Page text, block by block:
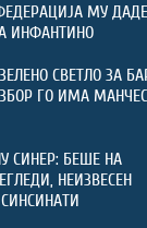
МУ ДАДЕ
ИНФАНТИНО
СВЕТЛО ЗА
ГО ИМА
СИНЕР: БЕШЕ НА
НЕИЗВЕСЕН